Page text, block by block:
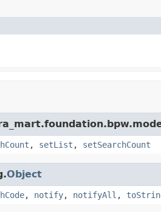
, setList , setSearchCount
Object
, notify, notifyAll ,